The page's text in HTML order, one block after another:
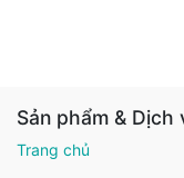
Sản phẩm & Dịch
Trang chủ